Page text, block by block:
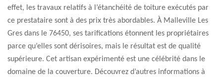
effet, les travaux relatifs à l’étanchéité de toiture exécutés par
ce prestataire sont à des prix très abordables. À Malleville Les
Gres dans le 76450, ses tarifications étonnent les propriétaires
parce qu’elles sont dérisoires, mais le résultat est de qualité
supérieure. Cet artisan expérimenté est une célébrité dans le
domaine de la couverture. Découvrez d’autres informations à